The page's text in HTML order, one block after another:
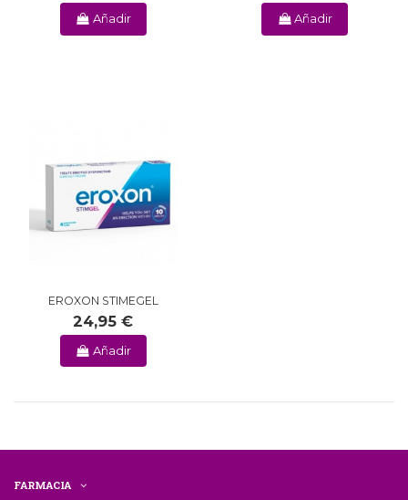
Añadir Añadir
EROXON STIMEGEL
24,95 €
Añadir
FARMACIA